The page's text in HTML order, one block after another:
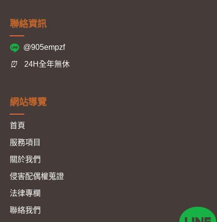
聯絡資訊
@905empzf
⏰ 24H全年無休
網站導覽
首頁
服務項目
關於我們
侵害配偶權蒐證
法律專欄
聯絡我們